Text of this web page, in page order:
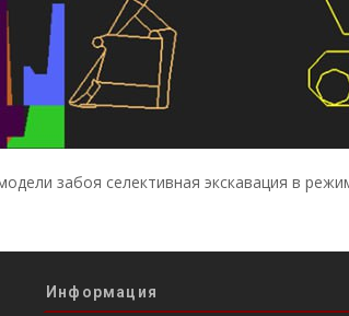
забоя селективная экскавация в
Информация